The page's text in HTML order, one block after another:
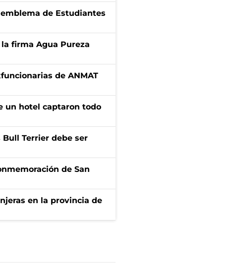
de Estudiantes
firma Agua Pureza
de ANMAT
un hotel captaron todo
Terrier debe ser
de San
en la provincia de